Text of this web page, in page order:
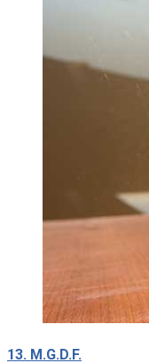
13. M.G.D.F.